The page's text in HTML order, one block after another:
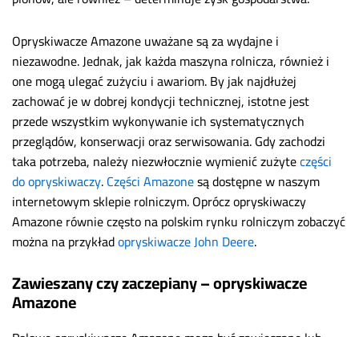
Opryskiwacze Amazone uważane są za wydajne i
niezawodne. Jednak, jak każda maszyna rolnicza, również i
one mogą ulegać zużyciu i awariom. By jak najdłużej
zachować je w dobrej kondycji technicznej, istotne jest
przede wszystkim wykonywanie ich systematycznych
przeglądów, konserwacji oraz serwisowania. Gdy zachodzi
taka potrzeba, należy niezwłocznie wymienić zużyteczęści
do opryskiwaczy.Części Amazonesą dostępne w naszym
internetowym sklepie rolniczym. Oprócz opryskiwaczy
Amazone równie często na polskim rynku rolniczym zobaczyć
można na przykładopryskiwacze John Deere.
Zawieszany czy zaczepiany – opryskiwacze
Amazone